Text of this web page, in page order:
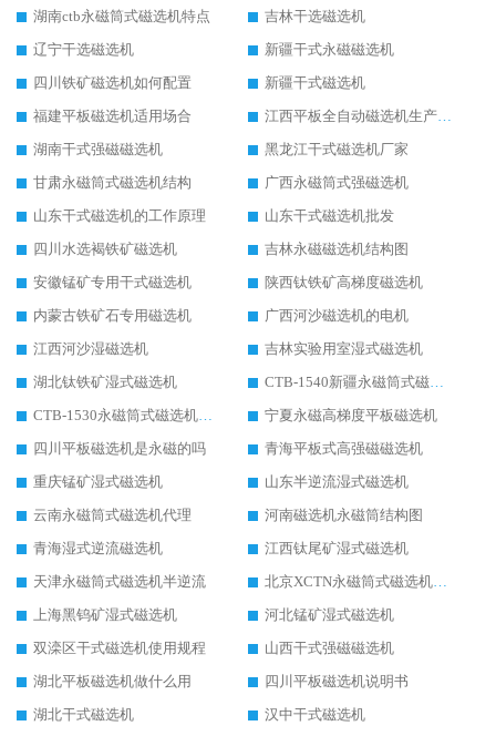
湖南ctb永磁筒式磁选机特点
吉林干选磁选机
辽宁干选磁选机
新疆干式永磁磁选机
四川铁矿磁选机如何配置
新疆干式磁选机
福建平板磁选机适用场合
江西平板全自动磁选机生产厂家
湖南干式强磁磁选机
黑龙江干式磁选机厂家
甘肃永磁筒式磁选机结构
广西永磁筒式强磁选机
山东干式磁选机的工作原理
山东干式磁选机批发
四川水选褐铁矿磁选机
吉林永磁磁选机结构图
安徽锰矿专用干式磁选机
陕西钛铁矿高梯度磁选机
内蒙古铁矿石专用磁选机
广西河沙磁选机的电机
江西河沙湿磁选机
吉林实验用室湿式磁选机
湖北钛铁矿湿式磁选机
CTB-1540新疆永磁筒式磁选机
CTB-1530永磁筒式磁选机代理商
宁夏永磁高梯度平板磁选机
四川平板磁选机是永磁的吗
青海平板式高强磁磁选机
重庆锰矿湿式磁选机
山东半逆流湿式磁选机
云南永磁筒式磁选机代理
河南磁选机永磁筒结构图
青海湿式逆流磁选机
江西钛尾矿湿式磁选机
天津永磁筒式磁选机半逆流
北京XCTN永磁筒式磁选机磁块位置
上海黑钨矿湿式磁选机
河北锰矿湿式磁选机
双滦区干式磁选机使用规程
山西干式强磁磁选机
湖北平板磁选机做什么用
四川平板磁选机说明书
湖北干式磁选机
汉中干式磁选机